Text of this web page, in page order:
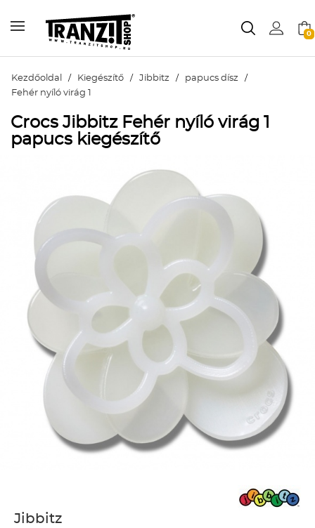
0
Kezdőoldal / Kiegészítő / Jibbitz / papucs dísz /
Fehér nyíló virág 1
Crocs Jibbitz Fehér nyíló virág 1
papucs kiegészítő
Jibbitz